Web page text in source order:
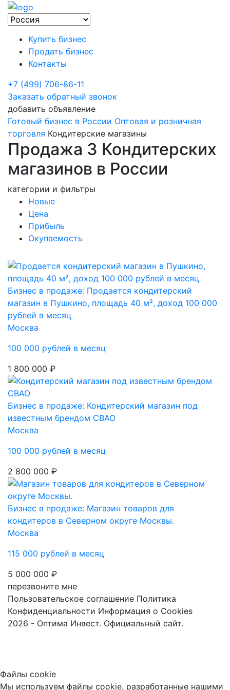
Купить бизнес
Продать бизнес
Контакты
+7 (499) 706-86-11
Заказать обратный звонок
добавить объявление
Готовый бизнес в России Оптовая и розничная
торговля Кондитерские магазины
Продажа 3 Кондитерских
магазинов в России
категории и фильтры
Новые
Цена
Прибыль
Окупаемость
Бизнес в продаже: Продается кондитерский
магазин в Пушкино, площадь 40 м², доход 100 000
рублей в месяц
Москва
100 000 рублей в месяц
1 800 000 ₽
Бизнес в продаже: Кондитерский магазин под
известным брендом СВАО
Москва
100 000 рублей в месяц
2 800 000 ₽
Бизнес в продаже: Магазин товаров для
кондитеров в Северном округе Москвы.
Москва
115 000 рублей в месяц
5 000 000 ₽
перезвоните мне
Пользовательское соглашение Политика
Конфиденциальности Информация о Cookies
2026 - Оптима Инвест. Официальный сайт.
Файлы cookie
Мы используем файлы cookie, разработанные нашими